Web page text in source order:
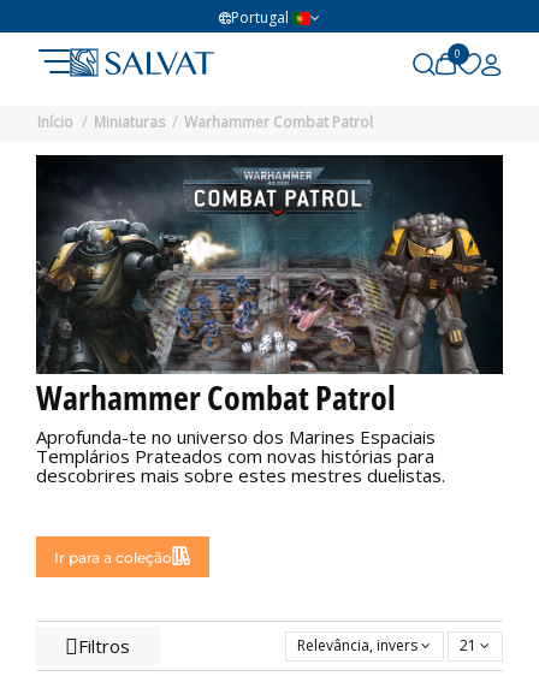
Portugal
0
Início Miniaturas Warhammer Combat Patrol
Warhammer Combat Patrol
Aprofunda-te no universo dos Marines Espaciais
Templários Prateados com novas histórias para
descobrires mais sobre estes mestres duelistas.
Ir para a coleção
Filtros Relevância, inversa 21